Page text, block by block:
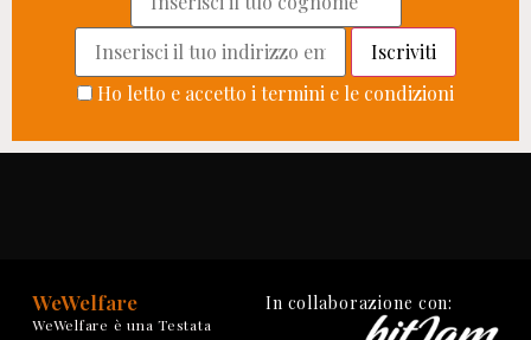
Ho letto e accetto i termini e le condizioni
WeWelfare
WeWelfare è una Testata
In collaborazione con: